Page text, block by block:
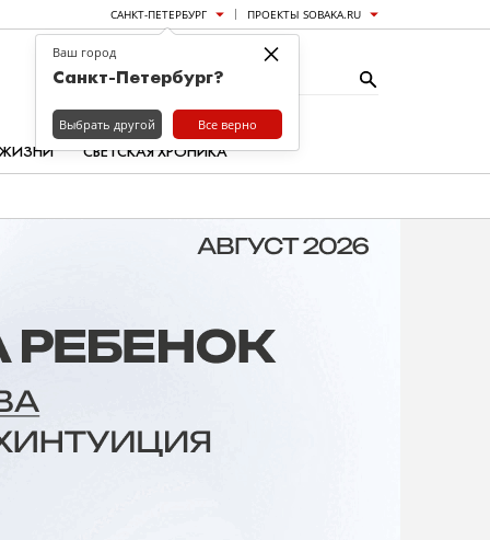
САНКТ-ПЕТЕРБУРГ ПРОЕКТЫ SOBAKA.RU
СВЕТСКАЯ ХРОНИКА
×
Ваш город
Санкт-Петербург?
Выбрать другой Все верно